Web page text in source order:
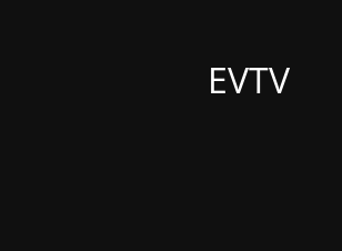
EVTV